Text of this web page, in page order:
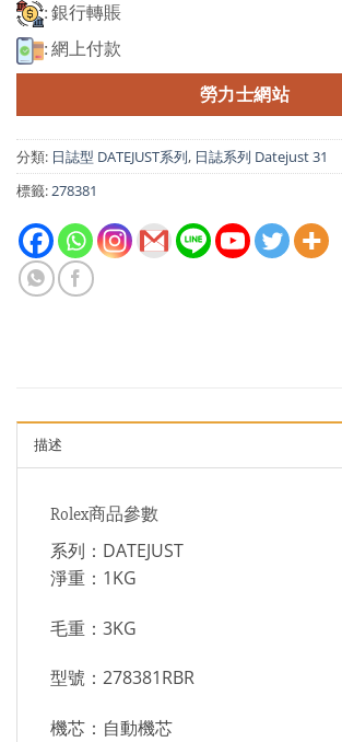
: 銀行轉賬
: 網上付款
勞力士網站
分類: 日誌型 DATEJUST系列, 日誌系列 Datejust 31
標籤:278381
描述
Rolex商品參數
系列：DATEJUST
淨重：1KG
毛重：3KG
型號：278381RBR
機芯：自動機芯